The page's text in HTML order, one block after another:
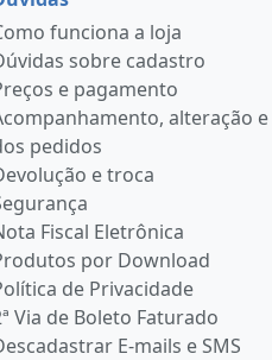
funciona a loja
sobre cadastro
e pagamento
alteração
pedidos
e troca
Fiscal Eletrônica
por Download
de Privacidade
Via de Boleto Faturado
E-mails e SMS